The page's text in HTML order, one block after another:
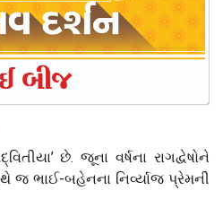
છે. જૂના વર્ષના રાગદ્વેષોને
જ ભાઈ-બહેનના નિર્વ્યાજ પ્રેમની